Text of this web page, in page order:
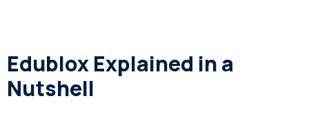
Edublox Explained in a
Nutshell